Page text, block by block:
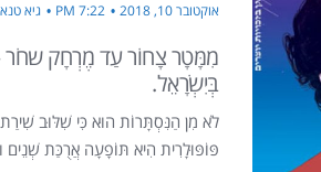
אוקטובר 10, 2018 7:22 PM גיא טנא
מִמָּטָר צָחוֹר עַד מֶרְחָק שחֹר
בְּיִשְׂרָאֵל.
לֹא מִן הַנִּסְתָּרוֹת הוּא כִּי שִׁלּוּב
פּוֹפּוּלָרִית הִיא תּוֹפָעָה אֲרֻכַּת שְׁנֵים